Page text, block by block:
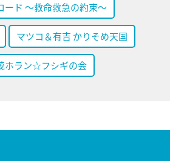
ード ～救命救急の約束～
マツコ＆有吉 かりそめ天国
ホラン☆フシギの会